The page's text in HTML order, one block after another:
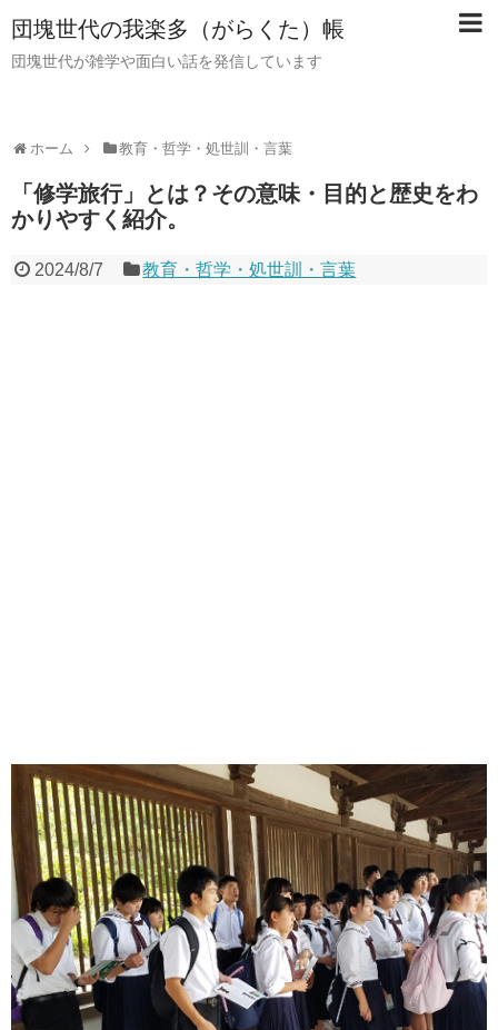
団塊世代の我楽多（がらくた）帳
団塊世代が雑学や面白い話を発信しています
ホーム 教育・哲学・処世訓・言葉
「修学旅行」とは？その意味・目的と歴史をわ
かりやすく紹介。
2024/8/7 教育・哲学・処世訓・言葉